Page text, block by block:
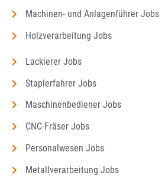
Machinen- und Anlagenführer Jobs
Holzverarbeitung Jobs
Lackierer Jobs
Staplerfahrer Jobs
Maschinenbediener Jobs
CNC-Fräser Jobs
Personalwesen Jobs
Metallverarbeitung Jobs